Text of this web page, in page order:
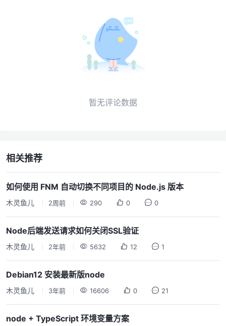
暂无评论数据
相关推荐
如何使用 FNM 自动切换不同项目的 Node.js 版本
木灵鱼儿 2周前 290 0 0
Node后端发送请求如何关闭SSL验证
木灵鱼儿 2年前 5632 12 1
Debian12 安装最新版node
木灵鱼儿 3年前 16606 0 21
node + TypeScript 环境变量方案